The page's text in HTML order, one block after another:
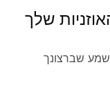
שלך
שברצונך